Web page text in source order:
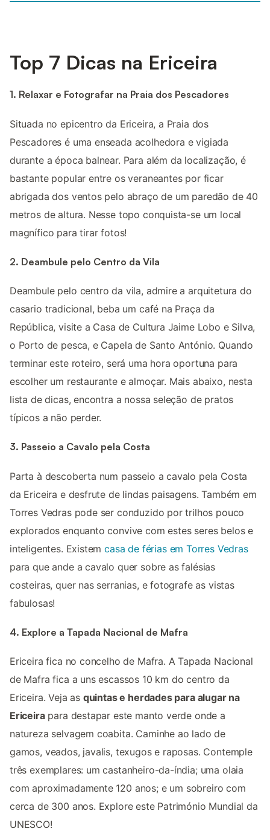
Top 7 Dicas na Ericeira
1. Relaxar e Fotografar na Praia dos Pescadores
Situada no epicentro da Ericeira, a Praia dos
Pescadores é uma enseada acolhedora e vigiada
durante a época balnear. Para além da localização, é
bastante popular entre os veraneantes por ficar
abrigada dos ventos pelo abraço de um paredão de 40
metros de altura. Nesse topo conquista-se um local
magnífico para tirar fotos!
2. Deambule pelo Centro da Vila
Deambule pelo centro da vila, admire a arquitetura do
casario tradicional, beba um café na Praça da
República, visite a Casa de Cultura Jaime Lobo e Silva,
o Porto de pesca, e Capela de Santo António. Quando
terminar este roteiro, será uma hora oportuna para
escolher um restaurante e almoçar. Mais abaixo, nesta
lista de dicas, encontra a nossa seleção de pratos
típicos a não perder.
3. Passeio a Cavalo pela Costa
Parta à descoberta num passeio a cavalo pela Costa
da Ericeira e desfrute de lindas paisagens. Também em
Torres Vedras pode ser conduzido por trilhos pouco
explorados enquanto convive com estes seres belos e
inteligentes. Existemcasa de férias em Torres Vedras
para que ande a cavalo quer sobre as falésias
costeiras, quer nas serranias, e fotografe as vistas
fabulosas!
4. Explore a Tapada Nacional de Mafra
Ericeira fica no concelho de Mafra. A Tapada Nacional
de Mafra fica a uns escassos 10 km do centro da
Ericeira. Veja as quintas e herdades para alugar na
Ericeirapara destapar este manto verde onde a
natureza selvagem coabita. Caminhe ao lado de
gamos, veados, javalis, texugos e raposas. Contemple
três exemplares: um castanheiro-da-índia; uma olaia
com aproximadamente 120 anos; e um sobreiro com
cerca de 300 anos. Explore este Património Mundial da
UNESCO!